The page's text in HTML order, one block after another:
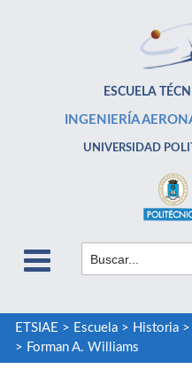
ESCUELA
INGENIERÍA
UNIVERSIDAD
ETSIAE > Escuela> Historia>
> Forman A. Williams